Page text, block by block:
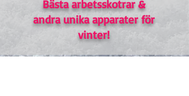
Bästa arbetsskotrar &
andra unika apparater för
vinter!